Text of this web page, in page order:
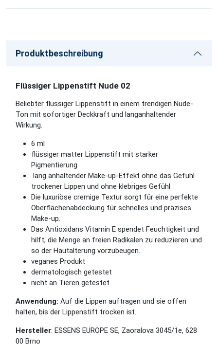
Produktbeschreibung
Flüssiger Lippenstift Nude 02
Beliebter flüssiger Lippenstift in einem trendigen Nude-
Ton mit sofortiger Deckkraft und langanhaltender
Wirkung.
6 ml
flüssiger matter Lippenstift mit starker
Pigmentierung
lang anhaltender Make-up-Effekt ohne das Gefühl
trockener Lippen und ohne klebriges Gefühl
Die luxuriöse cremige Textur sorgt für eine perfekte
Oberflächenabdeckung für schnelles und präzises
Make-up.
Das Antioxidans Vitamin E spendet Feuchtigkeit und
hilft, die Menge an freien Radikalen zu reduzieren und
so der Hautalterung vorzubeugen.
veganes Produkt
dermatologisch getestet
nicht an Tieren getestet
Anwendung: Auf die Lippen auftragen und sie offen
halten, bis der Lippenstift trocken ist.
Hersteller: ESSENS EUROPE SE, Zaoralova 3045/1e, 628
00 Brno